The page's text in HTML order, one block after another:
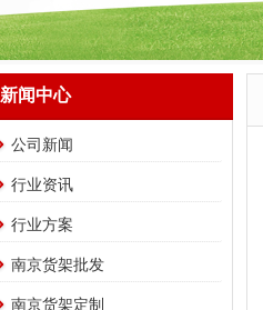
新闻中心
公司新闻
行业资讯
行业方案
南京货架批发
南京货架定制